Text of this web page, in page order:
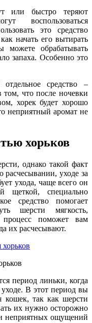
или быстро теряют
воспользоваться
это средство
начать его вытирать
обрабатывать
запаха. Особенно это
средство –
что после ночевки
хорек будет хорошо
неприятный аромат не
хорьков
однако такой факт
расчесывании, уходе за
ухода, чаще всего он
щеткой, специально
средство помогает
шерсти мягкость,
поможет вам
их расчесывают.
период линьки, когда
В этот период вы
кошек, так как шерсти
их нужно осторожно
неприятных ощущений